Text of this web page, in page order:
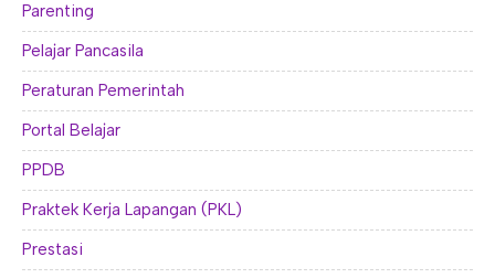
Parenting
Pelajar Pancasila
Peraturan Pemerintah
Portal Belajar
PPDB
Praktek Kerja Lapangan (PKL)
Prestasi